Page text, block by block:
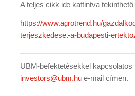
A teljes cikk ide kattintva tekinthető
https://www.agrotrend.hu/
terjeszkedeset-a-budapesti-
UBM-befektetésekkel
investors@ubm.hu e-mail címen.